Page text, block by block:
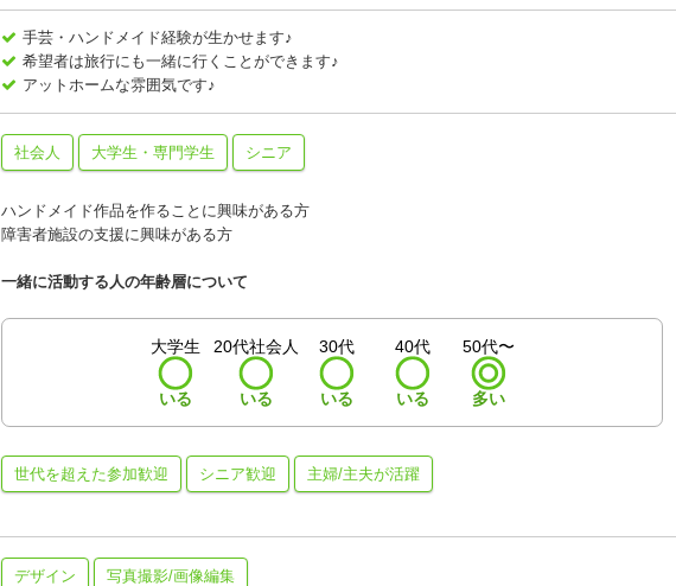
手芸・ハンドメイド経験が生かせます♪
希望者は旅行にも一緒に行くことができます♪
アットホームな雰囲気です♪
社会人
大学生・専門学生 シニア
ハンドメイド作品を作ることに興味がある方
障害者施設の支援に興味がある方
一緒に活動する人の年齢層について
大学生
いる
20代社会人
いる
30代
いる
40代
いる
50代〜
多い
世代を超えた参加歓迎 シニア歓迎 主婦/主夫が活躍
デザイン
写真撮影/画像編集